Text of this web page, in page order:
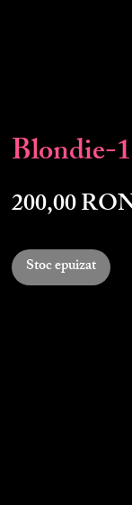
Blondie-
200,00
Stoc epuizat